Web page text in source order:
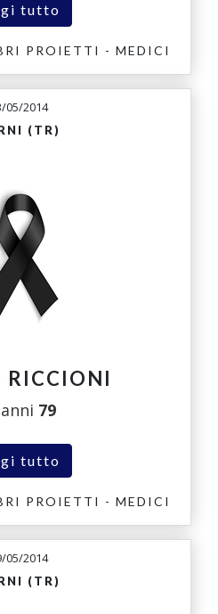
tutto
PROIETTI - MEDICI
05/2014
(TR)
RICCIONI
79
tutto
PROIETTI - MEDICI
05/2014
(TR)